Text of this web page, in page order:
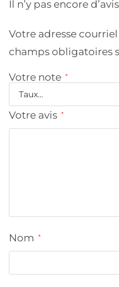
Il n’y pas encore
Votre adresse
champs obligatoires
Votre note *
Votre avis *
Nom *